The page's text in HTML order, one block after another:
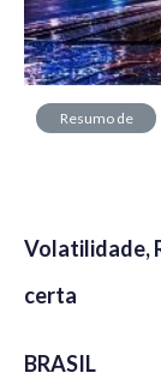
Resumo de
Volatilidade,
certa
BRASIL